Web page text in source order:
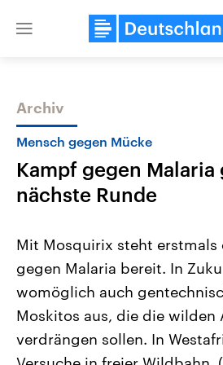
Close
Themen
Landtagswahl Sachsen-Anhalt
2026
Alle Informationen
Sachsen-Anhalt wählt am 6.
September 2026 einen neuen
Landtag. Seit 2021 wird das
Bundesland von einer Koalition aus
Archiv
Mensch gegen Mücke
Kampf gegen
nächste Runde
Mit Mosquirix steht erstmals
gegen Malaria bereit. In
womöglich auch
Moskitos aus, die die wilden
verdrängen sollen. In